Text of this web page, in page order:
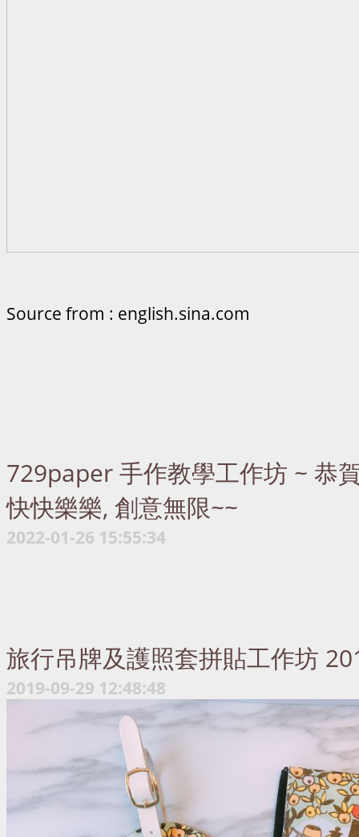
Source from : english.sina.com
729paper 手作教學工作坊 ~ 恭
快快樂樂, 創意無限~~
2022-01-26 15:55:34
旅行吊牌及護照套拼貼工作坊
2019-09-29 12:48:48